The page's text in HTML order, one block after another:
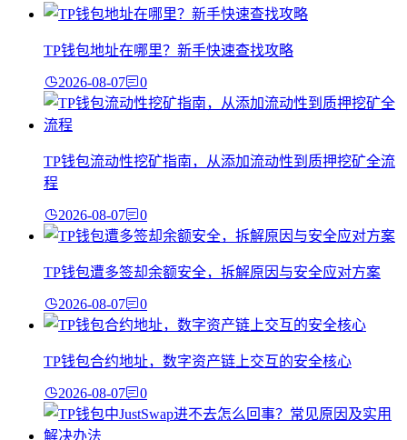
TP钱包地址在哪里？新手快速查找攻略
2026-08-07 0
TP钱包流动性挖矿指南，从添加流动性到质押挖矿全流
程
2026-08-07 0
TP钱包遭多签却余额安全，拆解原因与安全应对方案
2026-08-07 0
TP钱包合约地址，数字资产链上交互的安全核心
2026-08-07 0